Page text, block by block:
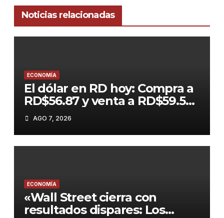
Noticias relacionadas
ECONOMÍA
El dólar en RD hoy: Compra a
RD$56.87 y venta a RD$59.57,
con el peso dominicano en su
mejor momento del año
AGO 7, 2026
ECONOMÍA
«Wall Street cierra con
resultados dispares: Los